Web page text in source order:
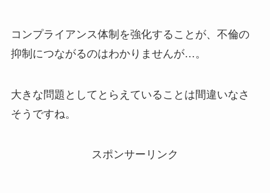
コンプライアンス体制を強化することが、不倫の
抑制につながるのはわかりませんが…。
大きな問題としてとらえていることは間違いなさ
そうですね。
スポンサーリンク